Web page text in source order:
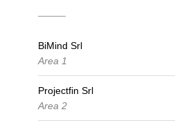
BiMind Srl
Area 1
Projectfin Srl
Area 2